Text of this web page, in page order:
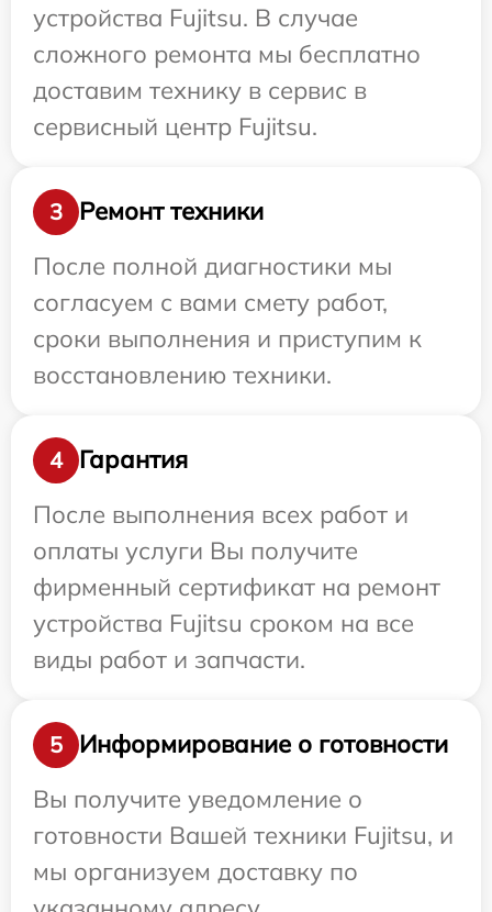
устройства Fujitsu. В случае
сложного ремонта мы бесплатно
доставим технику в сервис в
сервисный центр Fujitsu.
3
Ремонт техники
После полной диагностики мы
согласуем с вами смету работ,
сроки выполнения и приступим к
восстановлению техники.
4
Гарантия
После выполнения всех работ и
оплаты услуги Вы получите
фирменный сертификат на ремонт
устройства Fujitsu сроком на все
виды работ и запчасти.
5
Информирование о готовности
Вы получите уведомление о
готовности Вашей техники Fujitsu, и
мы организуем доставку по